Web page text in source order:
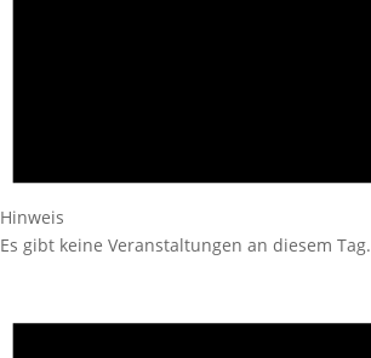
Hinweis
Es gibt keine Veranstaltungen an diesem Tag.